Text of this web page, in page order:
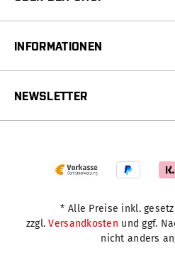
INFORMATIONEN
NEWSLETTER
* Alle Preise inkl.
zzgl.Versandkosten und ggf.
nicht anders